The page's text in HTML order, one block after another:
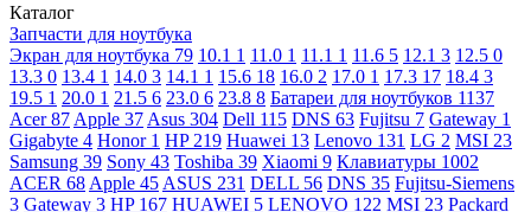
Каталог
Запчасти для ноутбука
Экран для ноутбука 79 10.1 1 11.0 1 11.1 1 11.6 5 12.1 3 12.5 0
13.3 0 13.4 1 14.0 3 14.1 1 15.6 18 16.0 2 17.0 1 17.3 17 18.4 3
19.5 1 20.0 1 21.5 6 23.0 6 23.8 8 Батареи для ноутбуков 1137
Acer87 Apple 37 Asus 304 Dell 115 DNS 63 Fujitsu 7 Gateway 1
Gigabyte 4 Honor 1 HP 219 Huawei 13 Lenovo 131 LG 2 MSI 23
Samsung 39 Sony 43 Toshiba 39 Xiaomi 9 Клавиатуры 1002
ACER 68 Apple 45 ASUS 231 DELL 56 DNS 35 Fujitsu-Siemens
3 Gateway 3 HP 167 HUAWEI 5 LENOVO 122 MSI 23 Packard